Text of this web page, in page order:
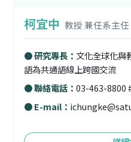
柯宜中 教授 兼任系主任
● 研究專長： 文化全球化與
語為共通語線上跨國交流
● 聯絡電話： 03-463-8800
● E-mail：